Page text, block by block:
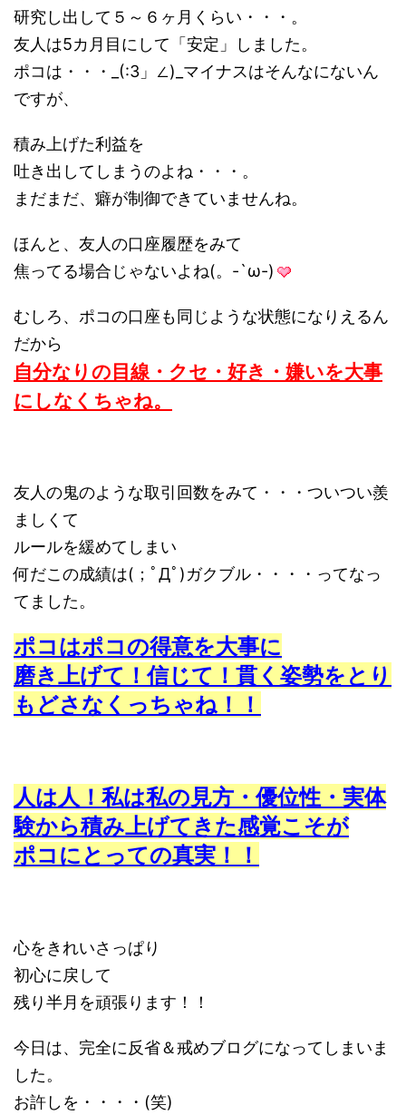
研究し出して５～６ヶ月くらい・・・。
友人は5カ月目にして「安定」しました。
ポコは・・・_(:3」∠)_マイナスはそんなにないん
ですが、
積み上げた利益を
吐き出してしまうのよね・・・。
まだまだ、癖が制御できていませんね。
ほんと、友人の口座履歴をみて
焦ってる場合じゃないよね(。-`ω-)
むしろ、ポコの口座も同じような状態になりえるん
だから
自分なりの目線・クセ・好き・嫌いを大事
にしなくちゃね。
友人の鬼のような取引回数をみて・・・ついつい羨
ましくて
ルールを緩めてしまい
何だこの成績は(；ﾟДﾟ)ガクブル・・・・ってなっ
てました。
ポコはポコの得意を大事に
磨き上げて！信じて！貫く姿勢をとり
もどさなくっちゃね！！
人は人！私は私の見方・優位性・実体
験から積み上げてきた感覚こそが
ポコにとっての真実！！
心をきれいさっぱり
初心に戻して
残り半月を頑張ります！！
今日は、完全に反省＆戒めブログになってしまいま
した。
お許しを・・・・(笑)